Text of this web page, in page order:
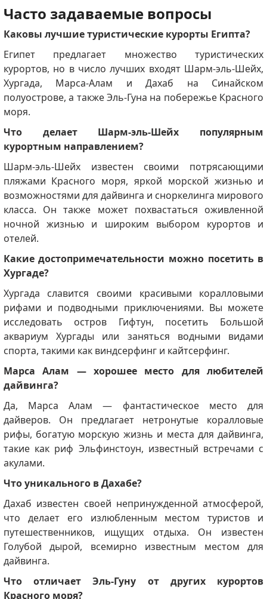
Часто задаваемые вопросы
Каковы лучшие туристические курорты Египта?
Египет предлагает множество туристических
курортов, но в число лучших входят Шарм-эль-Шейх,
Хургада, Марса-Алам и Дахаб на Синайском
полуострове, а также Эль-Гуна на побережье Красного
моря.
Что делает Шарм-эль-Шейх популярным
курортным направлением?
Шарм-эль-Шейх известен своими потрясающими
пляжами Красного моря, яркой морской жизнью и
возможностями для дайвинга и сноркелинга мирового
класса. Он также может похвастаться оживленной
ночной жизнью и широким выбором курортов и
отелей.
Какие достопримечательности можно посетить в
Хургаде?
Хургада славится своими красивыми коралловыми
рифами и подводными приключениями. Вы можете
исследовать остров Гифтун, посетить Большой
аквариум Хургады или заняться водными видами
спорта, такими как виндсерфинг и кайтсерфинг.
Марса Алам — хорошее место для любителей
дайвинга?
Да, Марса Алам — фантастическое место для
дайверов. Он предлагает нетронутые коралловые
рифы, богатую морскую жизнь и места для дайвинга,
такие как риф Эльфинстоун, известный встречами с
акулами.
Что уникального в Дахабе?
Дахаб известен своей непринужденной атмосферой,
что делает его излюбленным местом туристов и
путешественников, ищущих отдыха. Он известен
Голубой дырой, всемирно известным местом для
дайвинга.
Что отличает Эль-Гуну от других курортов
Красного моря?